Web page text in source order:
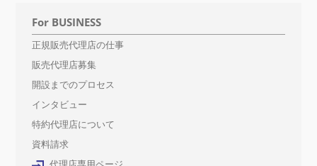
For BUSINESS
正規販売代理店の仕事
販売代理店募集
開設までのプロセス
インタビュー
特約代理店について
資料請求